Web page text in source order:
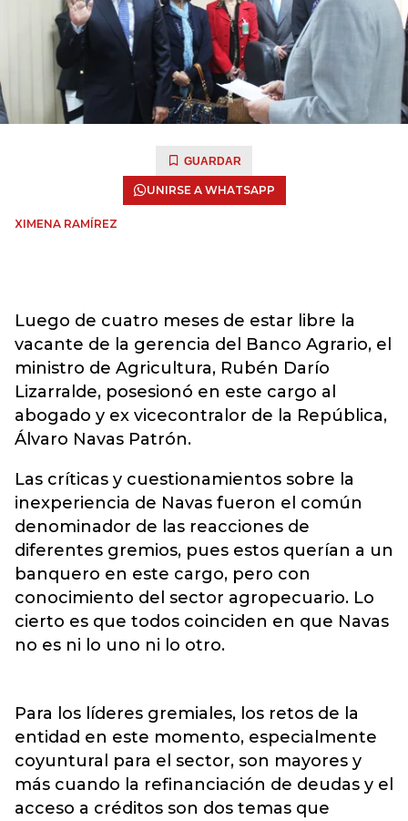
GUARDAR
UNIRSE A WHATSAPP
XIMENA RAMÍREZ
Luego de cuatro meses de estar libre la
vacante de la gerencia del Banco Agrario, el
ministro de Agricultura, Rubén Darío
Lizarralde, posesionó en este cargo al
abogado y ex vicecontralor de la República,
Álvaro Navas Patrón.
Las críticas y cuestionamientos sobre la
inexperiencia de Navas fueron el común
denominador de las reacciones de
diferentes gremios, pues estos querían a un
banquero en este cargo, pero con
conocimiento del sector agropecuario. Lo
cierto es que todos coinciden en que Navas
no es ni lo uno ni lo otro.
Para los líderes gremiales, los retos de la
entidad en este momento, especialmente
coyuntural para el sector, son mayores y
más cuando la refinanciación de deudas y el
acceso a créditos son dos temas que